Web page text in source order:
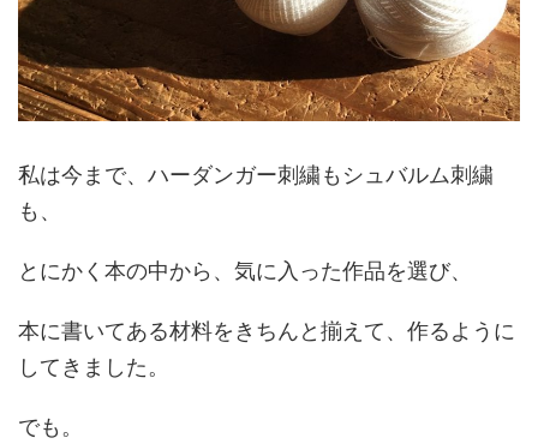
私は今まで、ハーダンガー刺繍もシュバルム刺繍
も、
とにかく本の中から、気に入った作品を選び、
本に書いてある材料をきちんと揃えて、作るように
してきました。
でも。